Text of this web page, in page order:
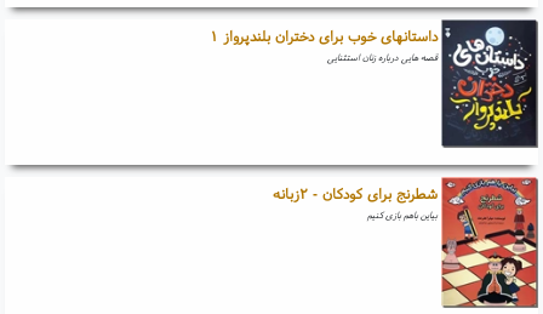
داستانهای خوب برای دختران بلندپرواز ۱
قصه هایی درباره زنان استثنایی
شطرنج برای کودکان - ۲زبانه
بیاین باهم بازی کنیم